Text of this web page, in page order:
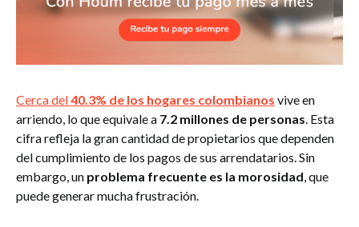
Cerca del40.3% de los hogares colombianos vive en
arriendo, lo que equivale a 7.2 millones de personas. Esta
cifra refleja la gran cantidad de propietarios que dependen
del cumplimiento de los pagos de sus arrendatarios. Sin
embargo, un problema frecuente es la morosidad, que
puede generar mucha frustración.